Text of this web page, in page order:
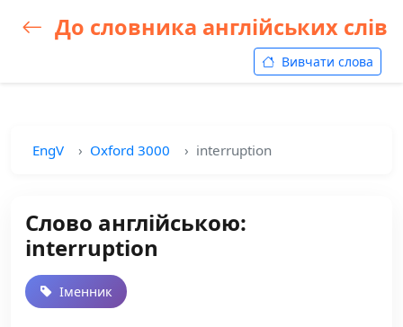
До словника англійських слів
Вивчати слова
EngV Oxford 3000 interruption
Слово англійською:
interruption
Іменник